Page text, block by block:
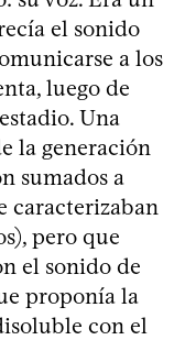
el sonido
a los
luego de
Una
la generación
sumados a
caracterizaban
pero que
el sonido de
proponía la
con el